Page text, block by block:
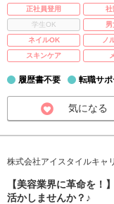
正社員登用 社
学生OK
男
ネイルOK
ノ
スキンケア
履歴書不要 転職サポ
気になる
株式会社アイスタイルキャ
【美容業界に革命を！
活かしませんか？♪